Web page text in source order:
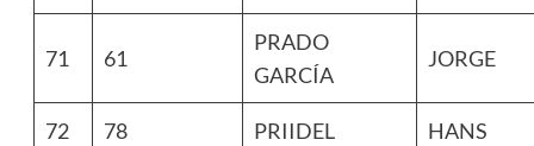
71 61
PRADO
GARCÍA
JORGE
72 78 PRIIDEL HANS